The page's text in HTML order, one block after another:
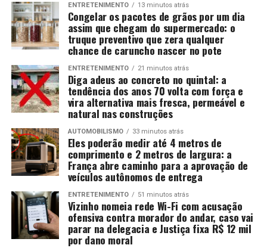
ENTRETENIMENTO 13 minutos atrás
Congelar os pacotes de grãos por um dia
assim que chegam do supermercado: o
truque preventivo que zera qualquer
chance de caruncho nascer no pote
ENTRETENIMENTO 21 minutos atrás
Diga adeus ao concreto no quintal: a
tendência dos anos 70 volta com força e
vira alternativa mais fresca, permeável e
natural nas construções
AUTOMOBILISMO 33 minutos atrás
Eles poderão medir até 4 metros de
comprimento e 2 metros de largura: a
França abre caminho para a aprovação de
veículos autônomos de entrega
ENTRETENIMENTO 51 minutos atrás
Vizinho nomeia rede Wi-Fi com acusação
ofensiva contra morador do andar, caso vai
parar na delegacia e Justiça fixa R$ 12 mil
por dano moral